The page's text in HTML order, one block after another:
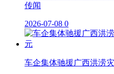
传闻
2026-07-08 0
车企集体驰援广西洪涝